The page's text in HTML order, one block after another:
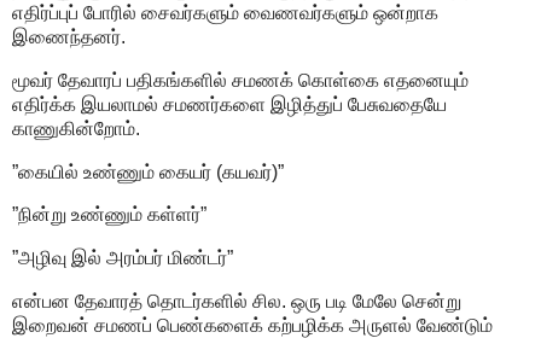
எதிர்ப்புப் போரில் சைவர்களும் வைணவர்களும் ஒன்றாக
இணைந்தனர்.
மூவர் தேவாரப் பதிகங்களில் சமணக் கொள்கை எதனையும்
எதிர்க்க இயலாமல் சமணர்களை இழித்துப் பேசுவதையே
காணுகின்றோம்.
”கையில் உண்ணும் கையர் (கயவர்)”
”நின்று உண்ணும் கள்ளர்”
”அழிவு இல் அரம்பர் மிண்டர்”
என்பன தேவாரத் தொடர்களில் சில. ஒரு படி மேலே சென்று
இறைவன் சமணப் பெண்களைக் கற்பழிக்க அருளல் வேண்டும்